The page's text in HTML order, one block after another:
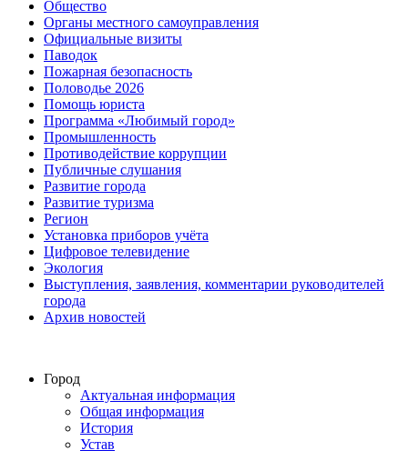
Общество
Органы местного самоуправления
Официальные визиты
Паводок
Пожарная безопасность
Половодье 2026
Помощь юриста
Программа «Любимый город»
Промышленность
Противодействие коррупции
Публичные слушания
Развитие города
Развитие туризма
Регион
Установка приборов учёта
Цифровое телевидение
Экология
Выступления, заявления, комментарии руководителей
города
Архив новостей
Город
Актуальная информация
Общая информация
История
Устав